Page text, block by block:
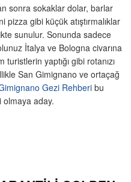
sonra sokaklar dolar, barlar
gibi küçük atıştırmalıklar
sunulur. Sonunda sadece
İtalya ve Bologna civarına
yaptığı gibi rotanızı
San Gimignano ve ortaçağ
Gezi Rehberibu
aday.